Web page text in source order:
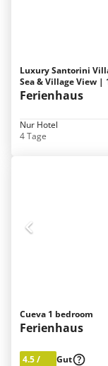
Luxury Santorini
Sea & Village View |
Ferienhaus
Nur Hotel
4 Tage
Cueva 1 bedroom
Ferienhaus
4.5/
Gut